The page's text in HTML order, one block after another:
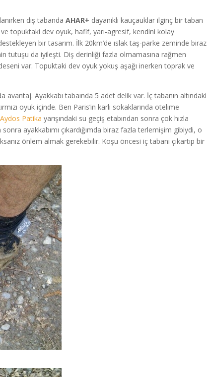
dış tabandaAHAR+ dayanıklı kauçauklar ilginç bir taban
topuktaki dev oyuk, hafif, yarı-agresif, kendini kolay
bir tasarım. İlk 20km’de ıslak taş-parke zeminde biraz
tutuşu da iyileşti. Diş derinliği fazla olmamasına rağmen
var. Topuktaki dev oyuk yokuş aşağı inerken toprak ve
Ayakkabı tabaında 5 adet delik var. İç tabanın altındaki
oyuk içinde. Ben Paris’in karlı sokaklarında otelime
Aydos Patika yarışındaki su geçiş etabından sonra çok hızla
ayakkabımı çıkardığımda biraz fazla terlemişim gibiydi, o
önlem almak gerekebilir. Koşu öncesi iç tabanı çıkartıp bir